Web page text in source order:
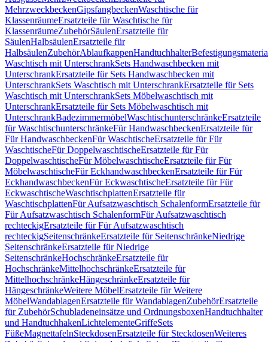
MehrzweckbeckenGipsfangbeckenWaschtische für
KlassenräumeErsatzteile für Waschtische für
KlassenräumeZubehörSäulenErsatzteile für
SäulenHalbsäulenErsatzteile für
HalbsäulenZubehörAblaufkappenHandtuchhalter
Waschtisch mit UnterschrankSets Handwaschbecken mit
UnterschrankErsatzteile für Sets Handwaschbecken mit
UnterschrankSets Waschtisch mit UnterschrankErsatzteile für Sets
Waschtisch mit UnterschrankSets Möbelwaschtisch mit
UnterschrankErsatzteile für Sets Möbelwaschtisch mit
UnterschrankBadezimmermöbelWaschtischunterschränkeErsatzteile
für WaschtischunterschränkeFür HandwaschbeckenErsatzteile für
Für HandwaschbeckenFür WaschtischeErsatzteile für Für
WaschtischeFür DoppelwaschtischeErsatzteile für Für
DoppelwaschtischeFür MöbelwaschtischeErsatzteile für Für
MöbelwaschtischeFür EckhandwaschbeckenErsatzteile für Für
EckhandwaschbeckenFür EckwaschtischeErsatzteile für Für
EckwaschtischeWaschtischplattenErsatzteile für
WaschtischplattenFür Aufsatzwaschtisch SchalenformErsatzteile für
Für Aufsatzwaschtisch SchalenformFür Aufsatzwaschtisch
rechteckigErsatzteile für Für Aufsatzwaschtisch
rechteckigSeitenschränkeErsatzteile für SeitenschränkeNiedrige
SeitenschränkeErsatzteile für Niedrige
SeitenschränkeHochschränkeErsatzteile für
HochschränkeMittelhochschränkeErsatzteile für
MittelhochschränkeHängeschränkeErsatzteile für
HängeschränkeWeitere MöbelErsatzteile für Weitere
MöbelWandablagenErsatzteile für WandablagenZubehörErsatzteile
für ZubehörSchubladeneinsätze und OrdnungsboxenHandtuchhalter
und HandtuchhakenLichtelementeGriffeSets
FüßeMagnettafelnSteckdosenErsatzteile für SteckdosenWeiteres